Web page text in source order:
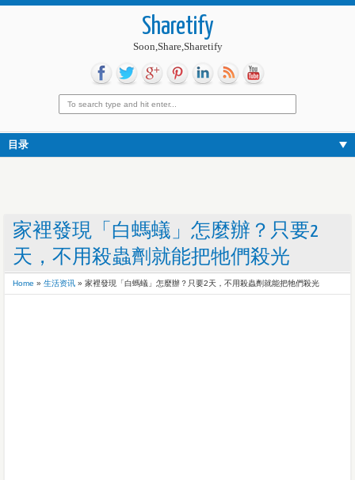
Sharetify
Soon,Share,Sharetify
目录
家裡發現「白螞蟻」怎麼辦？只要2
天，不用殺蟲劑就能把牠們殺光
Home » 生活资讯 » 家裡發現「白螞蟻」怎麼辦？只要2天，不用殺蟲劑就能把牠們殺光